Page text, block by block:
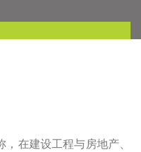
在建设工程与房地产、